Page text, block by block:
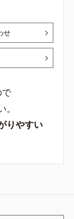
せ
で
りやすい